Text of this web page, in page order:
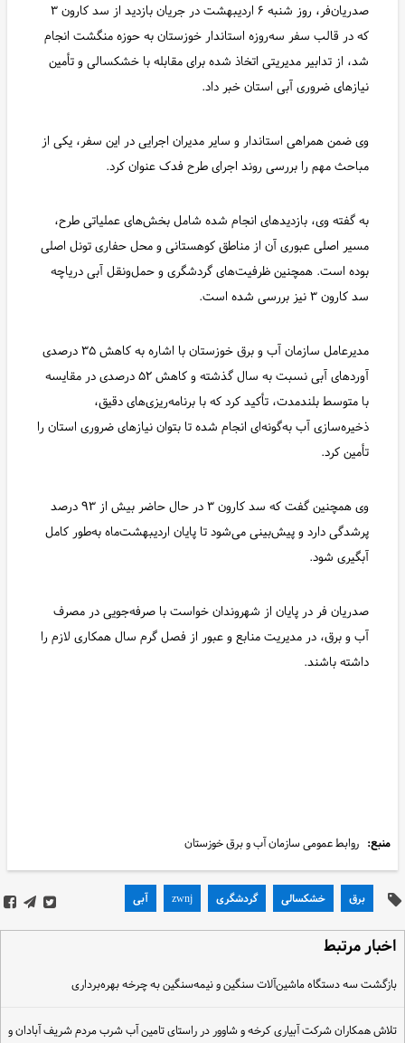
صدریان‌فر، روز شنبه ۶ اردیبهشت در جریان بازدید از سد کارون ۳
که در قالب سفر سه‌روزه استاندار خوزستان به حوزه منگشت انجام
شد، از تدابیر مدیریتی اتخاذ شده برای مقابله با خشکسالی و تأمین
نیازهای ضروری آبی استان خبر داد.
وی ضمن همراهی استاندار و سایر مدیران اجرایی در این سفر، یکی از
مباحث مهم را بررسی روند اجرای طرح فدک عنوان کرد.
به گفته وی، بازدیدهای انجام شده شامل بخش‌های عملیاتی طرح،
مسیر اصلی عبوری آن از مناطق کوهستانی و محل حفاری تونل اصلی
بوده است. همچنین ظرفیت‌های گردشگری و حمل‌ونقل آبی دریاچه
سد کارون ۳ نیز بررسی شده است.
مدیرعامل سازمان آب و برق خوزستان با اشاره به کاهش ۳۵ درصدی
آوردهای آبی نسبت به سال گذشته و کاهش ۵۲ درصدی در مقایسه
با متوسط بلندمدت، تأکید کرد که با برنامه‌ریزی‌های دقیق،
ذخیره‌سازی آب به‌گونه‌ای انجام شده تا بتوان نیازهای ضروری استان را
تأمین کرد.
وی همچنین گفت که سد کارون ۳ در حال حاضر بیش از ۹۳ درصد
پرشدگی دارد و پیش‌بینی می‌شود تا پایان اردیبهشت‌ماه به‌طور کامل
آبگیری شود.
صدریان فر در پایان از شهروندان خواست با صرفه‌جویی در مصرف
آب و برق، در مدیریت منابع و عبور از فصل گرم سال همکاری لازم را
داشته باشند.
منبع: روابط عمومی سازمان آب و برق خوزستان
برق خشکسالی گردشگری zwnj آبی
اخبار مرتبط
بازگشت سه دستگاه ماشین‌آلات سنگین و نیمه‌سنگین به چرخه بهره‌برداری
تلاش همکاران شرکت آبیاری کرخه و شاوور در راستای تامین آب شرب مردم شریف آبادان و